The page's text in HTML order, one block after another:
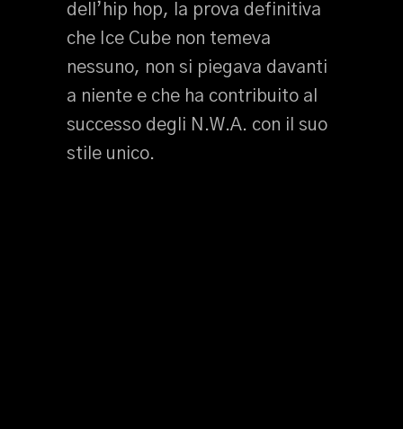
dell’hip hop, la prova definitiva
che Ice Cube non temeva
nessuno, non si piegava davanti
a niente e che ha contribuito al
successo degli N.W.A. con il suo
stile unico.